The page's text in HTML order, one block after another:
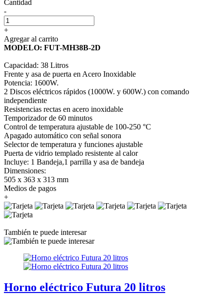
Cantidad
-
+
Agregar al carrito
MODELO: FUT-MH38B-2D
Capacidad: 38 Litros
Frente y asa de puerta en Acero Inoxidable
Potencia: 1600W.
2 Discos eléctricos rápidos (1000W. y 600W.) con comando
independiente
Resistencias rectas en acero inoxidable
Temporizador de 60 minutos
Control de temperatura ajustable de 100-250 °C
Apagado automático con señal sonora
Selector de temperatura y funciones ajustable
Puerta de vidrio templado resistente al calor
Incluye: 1 Bandeja,1 parrilla y asa de bandeja
Dimensiones:
505 x 363 x 313 mm
Medios de pagos
+
También te puede interesar
Horno eléctrico Futura 20 litros